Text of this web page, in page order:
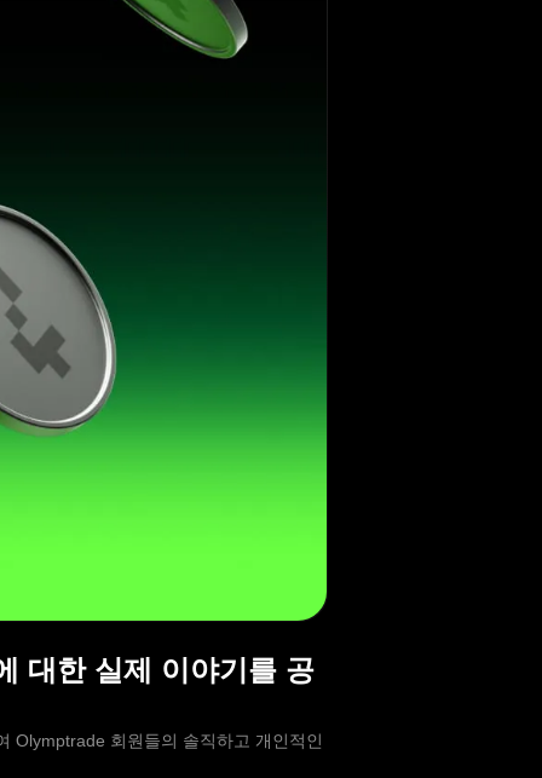
대한 실제 이야기를 공
Olymptrade 회원들의 솔직하고 개인적인